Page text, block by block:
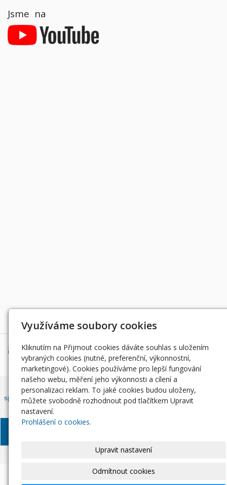
Jsme na
Děkujeme za podporu
Český rybářský svaz, z. s. , Západočeský územní svaz zapsán ve
spolkovém rejstříku, vedeným Městským soudem v Praze, oddíl L, vložka
© Západočeský územní
Využíváme soubory cookies
Kliknutím na Přijmout cookies dáváte souhlas s uložením
vybraných cookies (nutné, preferenční, výkonnostní,
marketingové). Cookies používáme pro lepší fungování
našeho webu, měření jeho výkonnosti a cílení a
personalizaci reklam. To jaké cookies budou uloženy,
můžete svobodně rozhodnout pod tlačítkem Upravit
nastavení.
Prohlášení o cookies.
Upravit nastavení
Odmítnout cookies